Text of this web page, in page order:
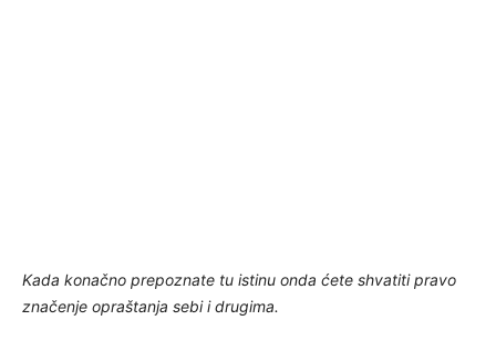
Kada konačno prepoznate tu istinu onda ćete shvatiti pravo
značenje opraštanja sebi i drugima.